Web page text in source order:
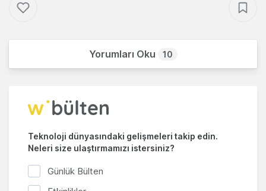
Yorumları Oku 10
Teknoloji dünyasındaki gelişmeleri takip edin.
Neleri size ulaştırmamızı istersiniz?
Günlük Bülten